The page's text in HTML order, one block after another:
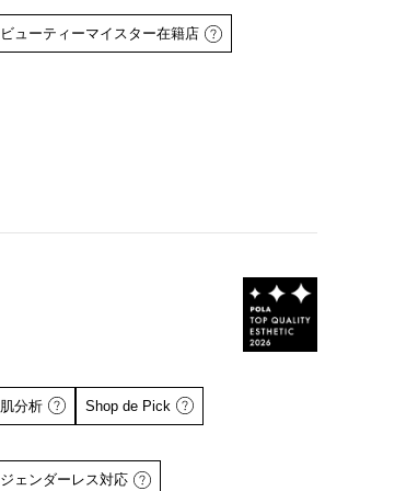
ビューティーマイスター在籍店
肌分析 Shop de Pick
ジェンダーレス対応